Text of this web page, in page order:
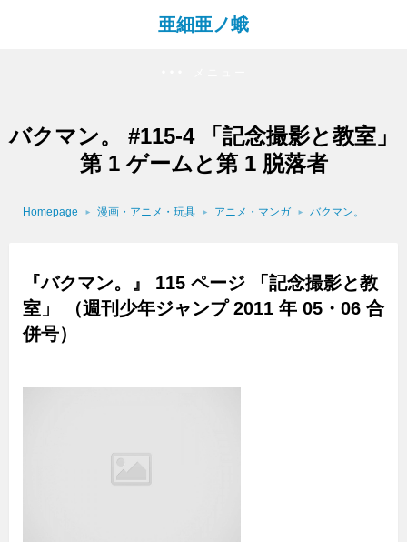
亜細亜ノ蛾
バクマン。 #115-4 「記念撮影と教室」
第 1 ゲームと第 1 脱落者
Homepage 漫画・アニメ・玩具 アニメ・マンガ バクマン。
『バクマン。』 115 ページ 「記念撮影と教
室」 （週刊少年ジャンプ 2011 年 05・06 合
併号）